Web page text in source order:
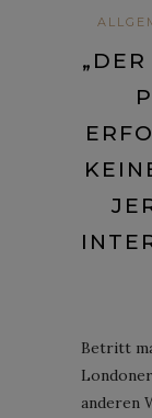
Betritt
anderen